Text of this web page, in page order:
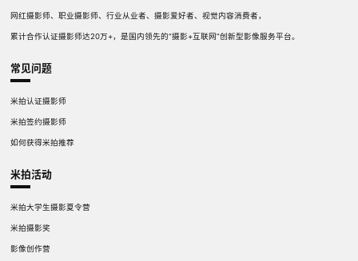
网红摄影师、职业摄影师、行业从业者、摄影爱好者、视觉内容消费者，
累计合作认证摄影师达20万+，是国内领先的“摄影+互联网”创新型影像服务平台。
常见问题
米拍认证摄影师
米拍签约摄影师
如何获得米拍推荐
米拍活动
米拍大学生摄影夏令营
米拍摄影奖
影像创作营